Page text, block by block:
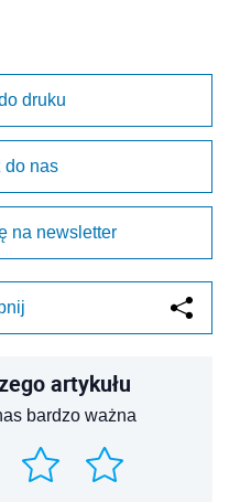
druku
do nas
na newsletter
artykułu
bardzo ważna